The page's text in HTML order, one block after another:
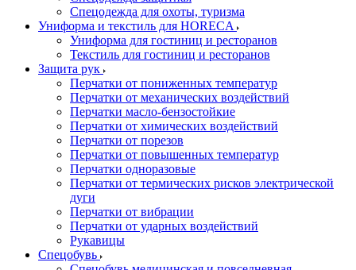
Спецодежда для охоты, туризма
Униформа и текстиль для HORECA
Униформа для гостиниц и ресторанов
Текстиль для гостиниц и ресторанов
Защита рук
Перчатки от пониженных температур
Перчатки от механических воздействий
Перчатки масло-бензостойкие
Перчатки от химических воздействий
Перчатки от порезов
Перчатки от повышенных температур
Перчатки одноразовые
Перчатки от термических рисков электрической
дуги
Перчатки от вибрации
Перчатки от ударных воздействий
Рукавицы
Спецобувь